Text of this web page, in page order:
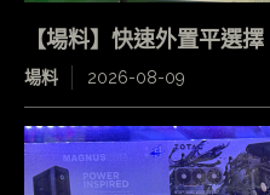
【場料】快速外置平
場料 2026-08-09